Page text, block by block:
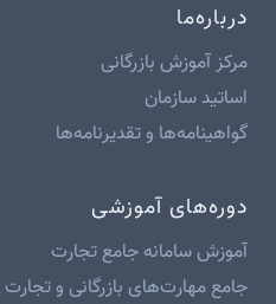
درباره‌ما
مرکز آموزش بازرگانی
اساتید سازمان
گواهینامه‌ها و تقدیرنامه‌ها
دوره‌های آموزشی
آموزش سامانه جامع تجارت
جامع مهارت‌های بازرگانی و تجارت